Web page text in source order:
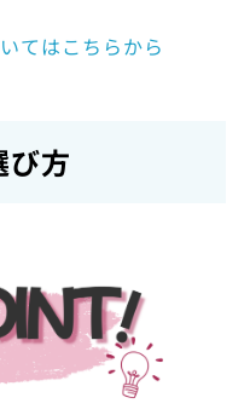
てはこちらから
び方